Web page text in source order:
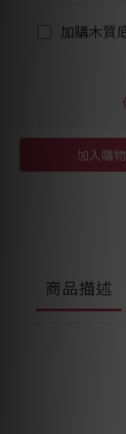
加購木質
加入購
商品描述